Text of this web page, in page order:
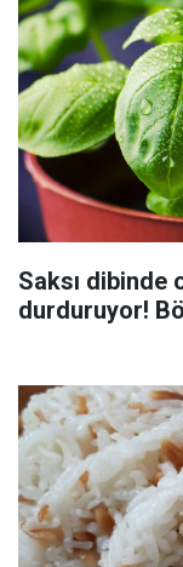
Saksı dibinde
durduruyor!